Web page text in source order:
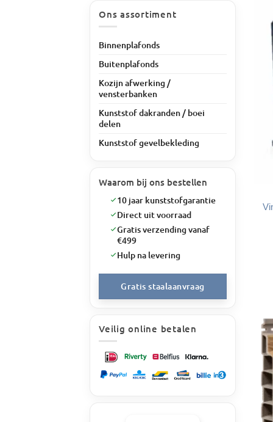
Ons assortiment
Binnenplafonds
Buitenplafonds
Kozijn afwerking /
vensterbanken
Kunststof dakranden / boei
delen
Kunststof gevelbekleding
Waarom bij ons bestellen
10 jaar kunststofgarantie
Direct uit voorraad
Gratis verzending vanaf
€499
Hulp na levering
Gratis staalaanvraag
Veilig online betalen